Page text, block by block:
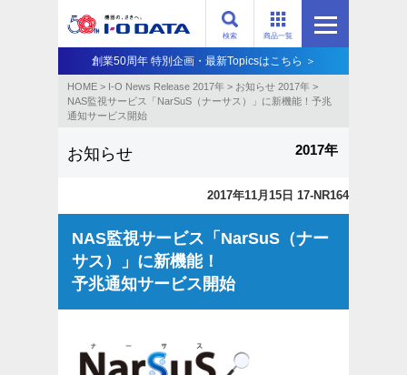
商品一覧
検索
創業50周年 特別企画・最新Topicsはこちら ＞
HOME > I-O News Release 2017年 > お知らせ 2017年 >
NAS監視サービス「NarSuS（ナーサス）」に新機能！予兆
通知サービス開始
お知らせ 2017年
2017年11月15日 17-NR164
NAS監視サービス「NarSuS（ナー
サス）」に新機能！
予兆通知サービス開始